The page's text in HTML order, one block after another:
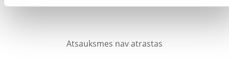
Atsauksmes nav atrastas